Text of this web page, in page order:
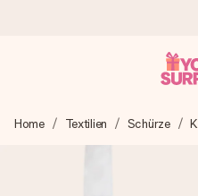
Wir bereiten dein Geschenk
blitzschnell – damit du es
Home Textilien Schürze